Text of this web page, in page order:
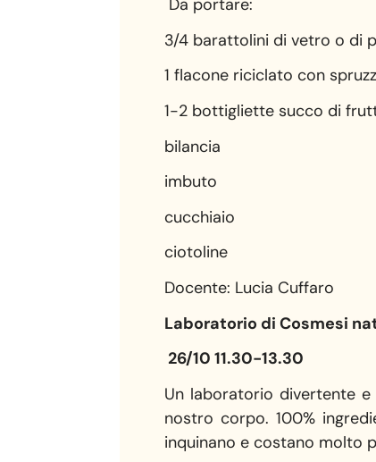
Da portare:
3/4 barattolini di vetro o di
1 flacone riciclato con
1-2 bottigliette succo di
bilancia
imbuto
cucchiaio
ciotoline
Docente: Lucia Cuffaro
Laboratorio di Cosmesi
26/10 11.30-13.30
Un laboratorio divertente
nostro corpo. 100%
inquinano e costano molto